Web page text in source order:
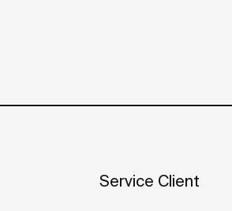
Service Client